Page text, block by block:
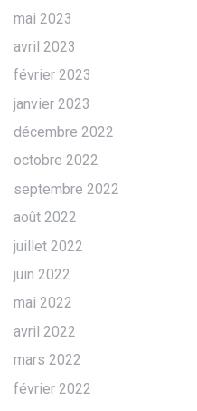
mai 2023
avril 2023
février 2023
janvier 2023
décembre 2022
octobre 2022
septembre 2022
août 2022
juillet 2022
juin 2022
mai 2022
avril 2022
mars 2022
février 2022